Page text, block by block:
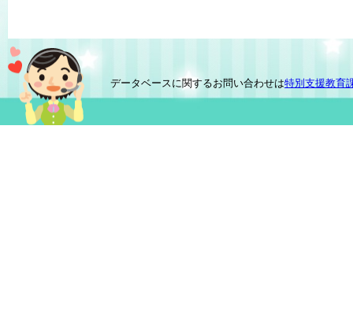
データベースに関するお問い合わせは特別支援教育